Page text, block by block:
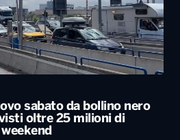
sabato da bollino nero
oltre 25 milioni di